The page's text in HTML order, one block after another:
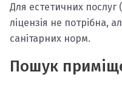
Для естетичних послуг
ліцензія не потрібна,
санітарних норм.
Пошук